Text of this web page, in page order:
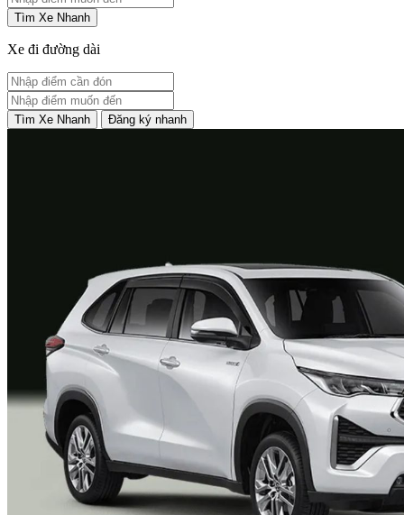
Tìm Xe Nhanh
Xe đi đường dài
Tìm Xe Nhanh Đăng ký nhanh